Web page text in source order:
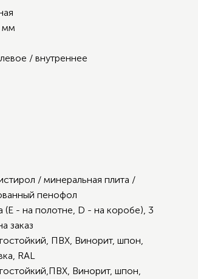
мм
/ внутреннее
/ минеральная плита /
пенофол
(E - на полотне, D - на коробе), 3
заказ
ПВХ, Винорит, шпон,
RAL
Винорит, шпон,